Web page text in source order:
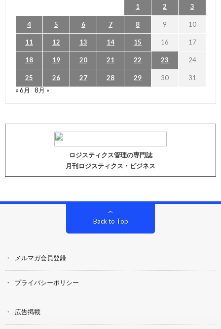
1 2 3
4 5 6 7 8 9 10
11 12 13 14 15 16 17
18 19 20 21 22 23 24
25 26 27 28 29 30
31
« 6月
8月 »
ロジスティクス管理の専門誌
月刊ロジスティクス・ビジネス
Back to Top
メルマガ会員登録
プライバシーポリシー
広告掲載